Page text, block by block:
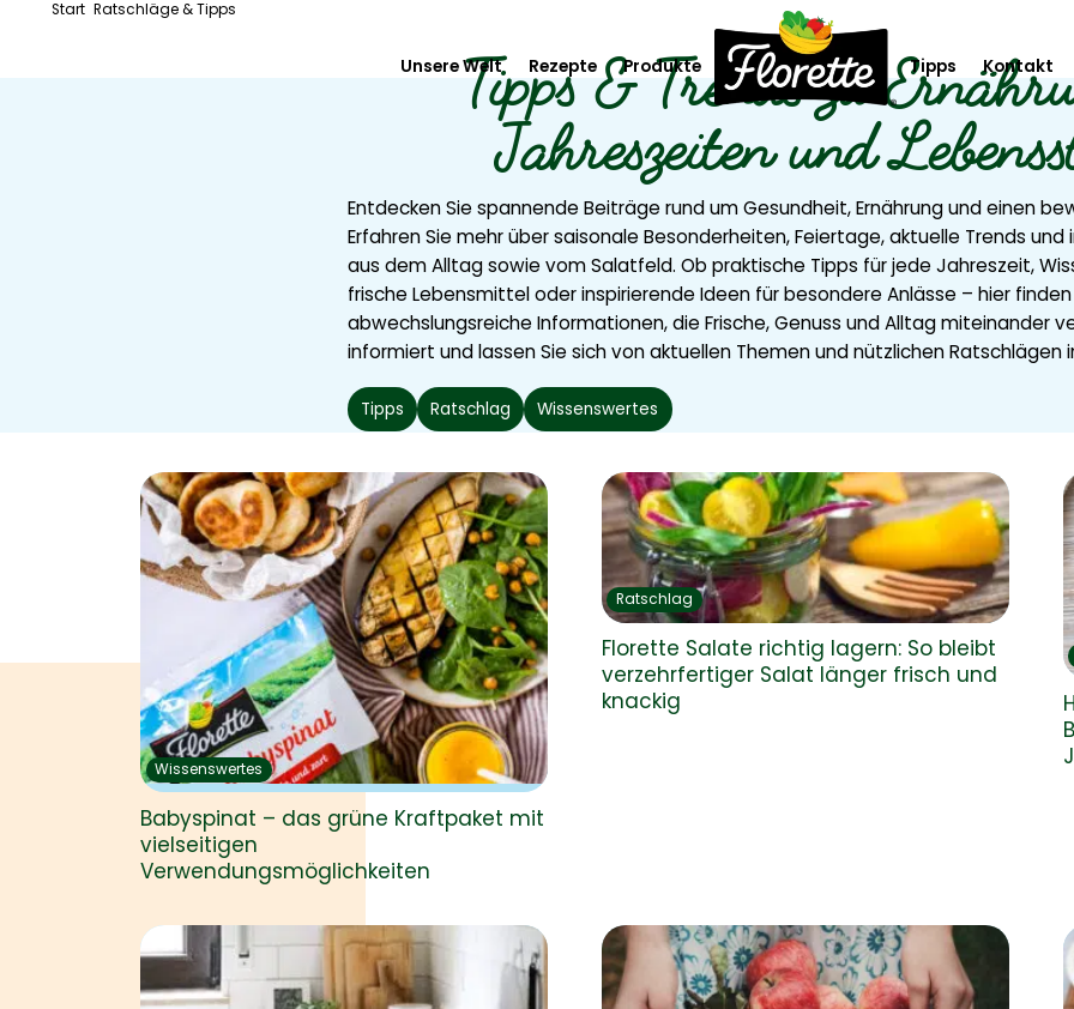
Unsere Welt
Inside Florette
Vom Feld zum Teller
Unser Engagement
Rezepte Produkte
Saison & Event
Emotions
Essentials
Gemüse & Klassiker
Tipps Kontakt
Start Ratschläge & Tipps
Tipps & Trends zu
Jahreszeiten und
Entdecken Sie spannende Beiträge rund um Gesundheit, Ernährung und einen
Erfahren Sie mehr über saisonale Besonderheiten, Feiertage, aktuelle Trends und
aus dem Alltag sowie vom Salatfeld. Ob praktische Tipps für jede Jahreszeit,
frische Lebensmittel oder inspirierende Ideen für besondere Anlässe – hier finden
abwechslungsreiche Informationen, die Frische, Genuss und Alltag miteinander
informiert und lassen Sie sich von aktuellen Themen und nützlichen Ratschlägen
Tipps Ratschlag Wissenswertes
Wissenswertes
Babyspinat – das grüne Kraftpaket mit
vielseitigen
Verwendungsmöglichkeiten
Ratschlag
Florette Salate richtig lagern: So bleibt
verzehrfertiger Salat länger frisch und
knackig